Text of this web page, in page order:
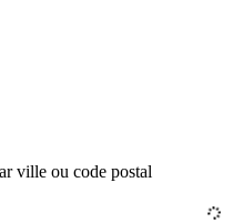
ville ou code postal